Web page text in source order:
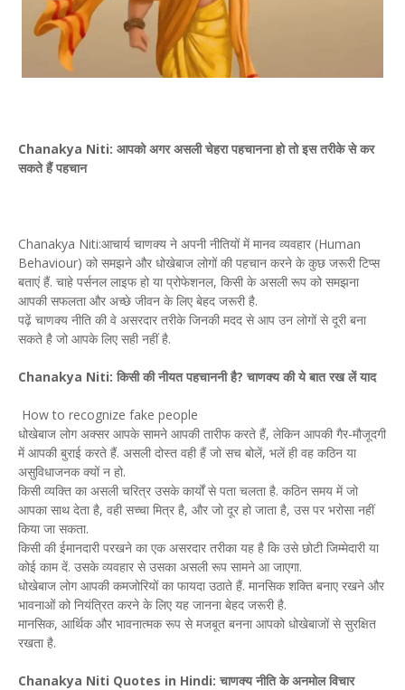
Chanakya Niti: आपको अगर असली चेहरा पहचानना हो तो इस तरीके से कर
सकते हैं पहचान
Chanakya Niti:आचार्य चाणक्य ने अपनी नीतियों में मानव व्यवहार (Human
Behaviour) को समझने और धोखेबाज लोगों की पहचान करने के कुछ जरूरी टिप्स
बताएं हैं. चाहे पर्सनल लाइफ हो या प्रोफेशनल, किसी के असली रूप को समझना
आपकी सफलता और अच्छे जीवन के लिए बेहद जरूरी है.
पढ़ें चाणक्य नीति की वे असरदार तरीके जिनकी मदद से आप उन लोगों से दूरी बना
सकते है जो आपके लिए सही नहीं है.
Chanakya Niti: किसी की नीयत पहचाननी है? चाणक्य की ये बात रख लें याद
How to recognize fake people
धोखेबाज लोग अक्सर आपके सामने आपकी तारीफ करते हैं, लेकिन आपकी गैर-मौजूदगी
में आपकी बुराई करते हैं. असली दोस्त वही हैं जो सच बोलें, भलें ही वह कठिन या
असुविधाजनक क्यों न हो.
किसी व्यक्ति का असली चरित्र उसके कार्यों से पता चलता है. कठिन समय में जो
आपका साथ देता है, वही सच्चा मित्र है, और जो दूर हो जाता है, उस पर भरोसा नहीं
किया जा सकता.
किसी की ईमानदारी परखने का एक असरदार तरीका यह है कि उसे छोटी जिम्मेदारी या
कोई काम दें. उसके व्यवहार से उसका असली रूप सामने आ जाएगा.
धोखेबाज लोग आपकी कमजोरियों का फायदा उठाते हैं. मानसिक शक्ति बनाए रखने और
भावनाओं को नियंत्रित करने के लिए यह जानना बेहद जरूरी है.
मानसिक, आर्थिक और भावनात्मक रूप से मजबूत बनना आपको धोखेबाजों से सुरक्षित
रखता है.
Chanakya Niti Quotes in Hindi: चाणक्य नीति के अनमोल विचार